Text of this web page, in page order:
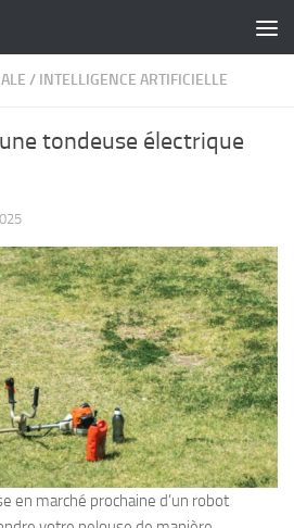
/ INTELLIGENCE ARTIFICIELLE
tondeuse électrique
en marché prochaine d’un robot